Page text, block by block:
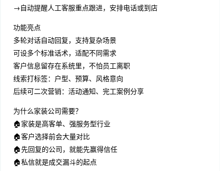
→自动提醒人工客服重点跟进，安排电话或到店
功能亮点
多轮对话自动回复，支持复杂场景
可设多个标准话术，适配不同需求
客户信息留存在系统里，不怕员工离职
线索打标签：户型、预算、风格意向
后续可二次营销：活动通知、完工案例分享
为什么家装公司需要？
🏠家装是高客单、强服务型行业
🏠客户选择前会大量对比
🏠先回复的公司，就能先赢得信任
🏠私信就是成交漏斗的起点